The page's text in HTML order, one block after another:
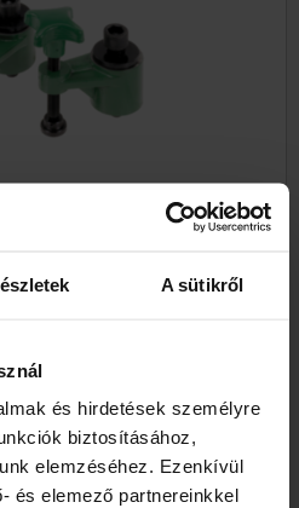
A sütikről
és hirdetések személyre
biztosításához,
elemzéséhez. Ezenkívül
és elemező partnereinkkel
RÉSZLETEK